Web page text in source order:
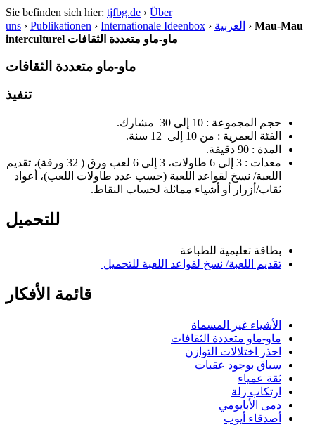
Sie befinden sich hier: tjfbg.de › Über
uns › Publikationen › Internationale Ideenbox › العربية › Mau-Mau
interculturel ماو-ماو متعددة الثقافات
ماو-ماو متعددة الثقافات
تنفيذ
حجم المجموعة : 10 إلى 30 مشارك.
الفئة العمرية : من 10 إلى 12 سنة.
المدة : 90 دقيقة.
معدات : 3 إلى 6 طاولات، 3 إلى 6 لعب ورق ( 32 ورقة)، تقديم
اللعبة/ نسخ لقواعد اللعبة (حسب عدد طاولات اللعب)، أعواد
ثقاب/أزرار أو أشياء مماثلة لحساب النقاط.
للتحميل
بطاقة تعليمية للطباعة
تقديم اللعبة/ نسخ لقواعد اللعبة للتحميل
قائمة الأفكار
الأشياء غير المسماة
ماو-ماو متعددة الثقافات
احذر اختلالات التوازن
سباق بوجود عقبات
ثقة عمياء
ارتكاب زلة
دمى الأبايومي
أصدقاء أيوب